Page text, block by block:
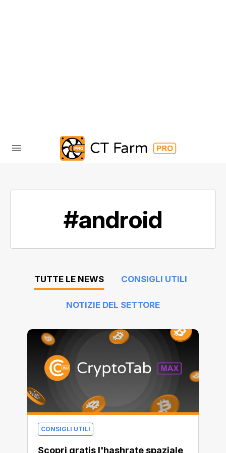
#android
TUTTE LE NEWS CONSIGLI UTILI
NOTIZIE DEL SETTORE
CONSIGLI UTILI
Scopri gratis l'hashrate spaziale